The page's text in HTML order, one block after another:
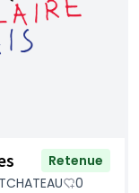
Retenue
0